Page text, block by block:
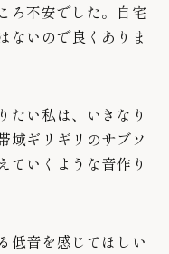
ろ不安でした。自宅
ないので良くありま
たい私は、いきなり
域ギリギリのサブソ
ていくような音作り
低音を感じてほしい